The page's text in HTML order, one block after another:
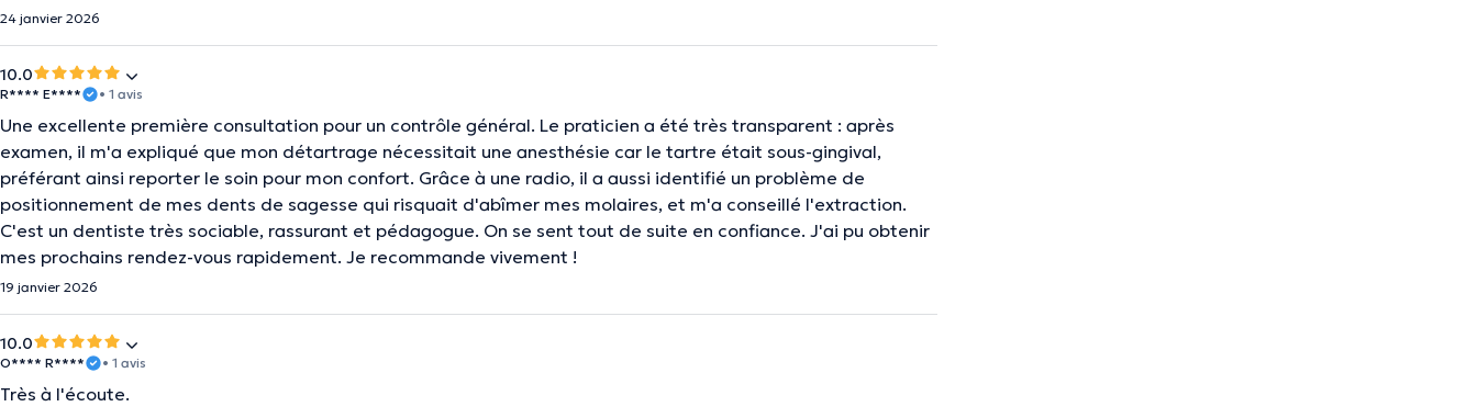
24 janvier 2026
10.0
R**** E**** • 1 avis
Une excellente première consultation pour un contrôle général. Le praticien a été très transparent : après
examen, il m'a expliqué que mon détartrage nécessitait une anesthésie car le tartre était sous-gingival,
préférant ainsi reporter le soin pour mon confort. Grâce à une radio, il a aussi identifié un problème de
positionnement de mes dents de sagesse qui risquait d'abîmer mes molaires, et m'a conseillé l'extraction.
C'est un dentiste très sociable, rassurant et pédagogue. On se sent tout de suite en confiance. J'ai pu obtenir
mes prochains rendez-vous rapidement. Je recommande vivement !
19 janvier 2026
10.0
O**** R**** • 1 avis
Très à l'écoute.